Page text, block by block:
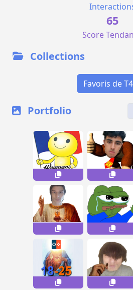
65
Score
Collections
Favoris de
Portfolio